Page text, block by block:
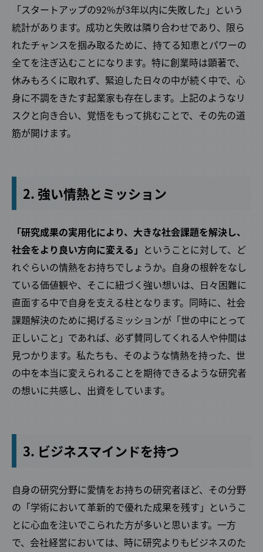
「スタートアップの92%が3年以内に失敗した」という
統計があります。成功と失敗は隣り合わせであり、限ら
れたチャンスを掴み取るために、持てる知恵とパワーの
全てを注ぎ込むことになります。特に創業時は顕著で、
休みもろくに取れず、緊迫した日々の中が続く中で、心
身に不調をきたす起業家も存在します。上記のようなリ
スクと向き合い、覚悟をもって挑むことで、その先の道
筋が開けます。
2. 強い情熱とミッション
「研究成果の実用化により、大きな社会課題を解決し、
社会をより良い方向に変える」 ということに対して、ど
れぐらいの情熱をお持ちでしょうか。自身の根幹をなし
ている価値観や、そこに紐づく強い想いは、日々困難に
直面する中で自身を支える柱となります。同時に、社会
課題解決のために掲げるミッションが「世の中にとって
正しいこと」であれば、必ず賛同してくれる人や仲間は
見つかります。私たちも、そのような情熱を持った、世
の中を本当に変えられることを期待できるような研究者
の想いに共感し、出資をしています。
3. ビジネスマインドを持つ
自身の研究分野に愛情をお持ちの研究者ほど、その分野
の「学術において革新的で優れた成果を残す」というこ
とに心血を注いでこられた方が多いと思います。一方
で、会社経営においては、時に研究よりもビジネスのた